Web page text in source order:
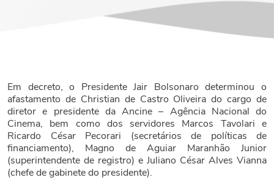
Em decreto, o Presidente Jair Bolsonaro determinou o
afastamento de Christian de Castro Oliveira do cargo de
diretor e presidente da Ancine – Agência Nacional do
Cinema, bem como dos servidores Marcos Tavolari e
Ricardo César Pecorari (secretários de políticas de
financiamento), Magno de Aguiar Maranhão Junior
(superintendente de registro) e Juliano César Alves Vianna
(chefe de gabinete do presidente).